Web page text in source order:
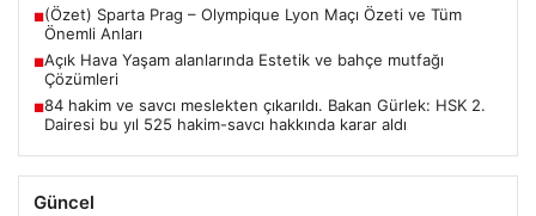
■(Özet) Sparta Prag – Olympique Lyon Maçı Özeti ve Tüm
Önemli Anları
■Açık Hava Yaşam alanlarında Estetik ve bahçe mutfağı
Çözümleri
■84 hakim ve savcı meslekten çıkarıldı. Bakan Gürlek: HSK 2.
Dairesi bu yıl 525 hakim-savcı hakkında karar aldı
Güncel